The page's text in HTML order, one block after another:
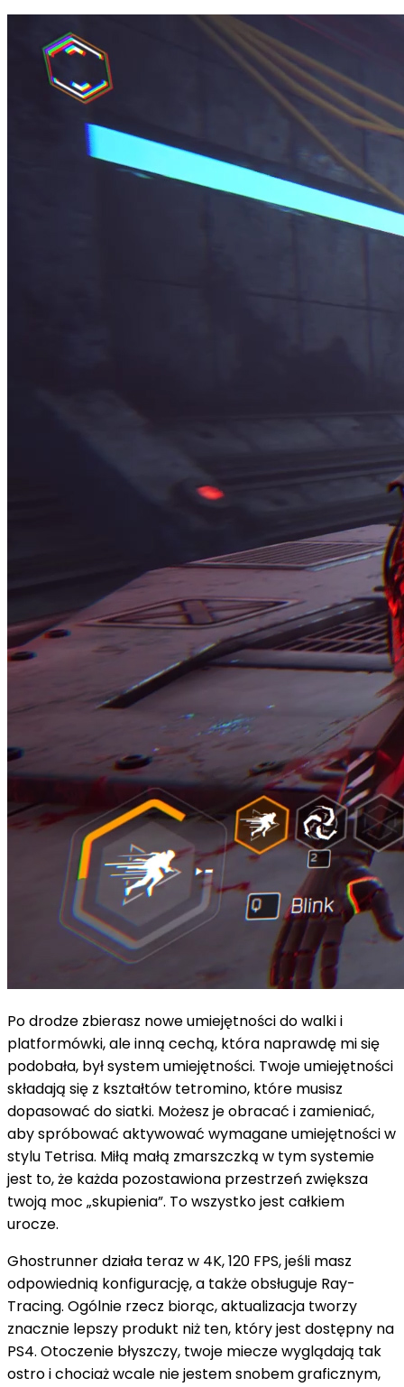
Po drodze zbierasz nowe umiejętności do walki i
platformówki, ale inną cechą, która naprawdę mi się
podobała, był system umiejętności. Twoje umiejętności
składają się z kształtów tetromino, które musisz
dopasować do siatki. Możesz je obracać i zamieniać,
aby spróbować aktywować wymagane umiejętności w
stylu Tetrisa. Miłą małą zmarszczką w tym systemie
jest to, że każda pozostawiona przestrzeń zwiększa
twoją moc „skupienia”. To wszystko jest całkiem
urocze.
Ghostrunner działa teraz w 4K, 120 FPS, jeśli masz
odpowiednią konfigurację, a także obsługuje Ray-
Tracing. Ogólnie rzecz biorąc, aktualizacja tworzy
znacznie lepszy produkt niż ten, który jest dostępny na
PS4. Otoczenie błyszczy, twoje miecze wyglądają tak
ostro i chociaż wcale nie jestem snobem graficznym,